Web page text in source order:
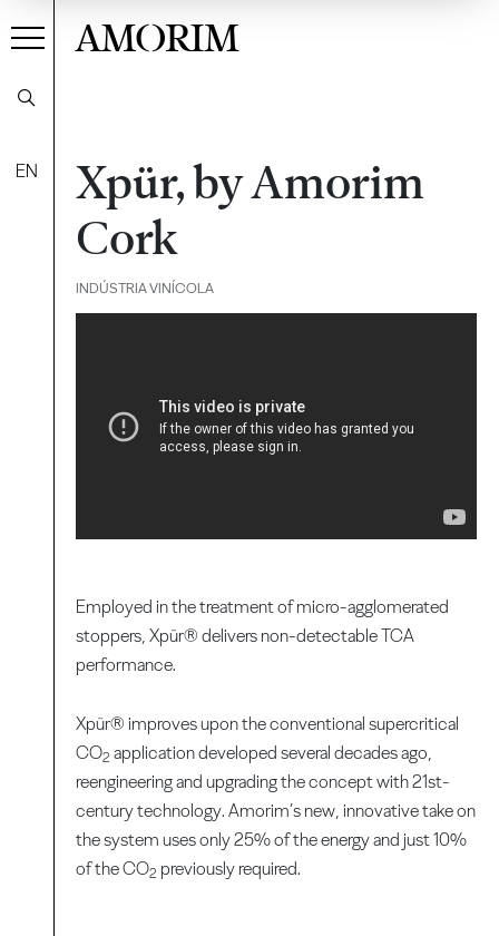
EN
AMORIM
Xpür, by Amorim
Cork
INDÚSTRIA VINÍCOLA
Employed in the treatment of micro-agglomerated
stoppers, Xpür® delivers non-detectable TCA
performance.
Xpür® improves upon the conventional supercritical
CO2 application developed several decades ago,
reengineering and upgrading the concept with 21st-
century technology. Amorim’s new, innovative take on
the system uses only 25% of the energy and just 10%
of the CO2 previously required.